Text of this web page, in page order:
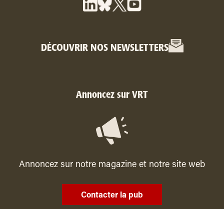
DÉCOUVRIR NOS NEWSLETTERS
Annoncez sur VRT
Annoncez sur notre magazine et notre site web
Contacter la pub